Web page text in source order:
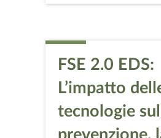
FSE 2.0 EDS:
L’impatto
tecnologie